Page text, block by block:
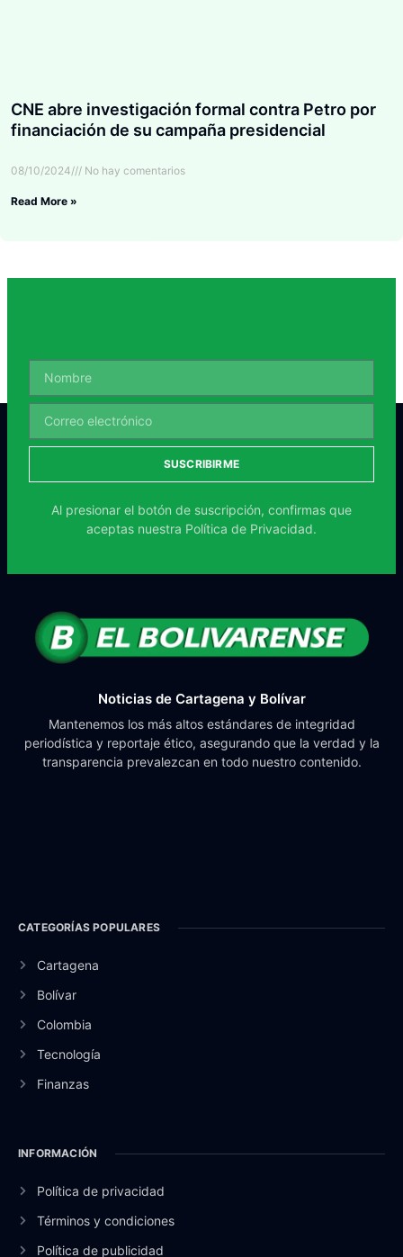
CNE abre investigación formal contra Petro por
financiación de su campaña presidencial
08/10/2024 No hay comentarios
Read More »
SUSCRIBIRME
Al presionar el botón de suscripción, confirmas que
aceptas nuestra Política de Privacidad.
Noticias de Cartagena y Bolívar
Mantenemos los más altos estándares de integridad
periodística y reportaje ético, asegurando que la verdad y la
transparencia prevalezcan en todo nuestro contenido.
CATEGORÍAS POPULARES
Cartagena
Bolívar
Colombia
Tecnología
Finanzas
INFORMACIÓN
Política de privacidad
Términos y condiciones
Política de publicidad